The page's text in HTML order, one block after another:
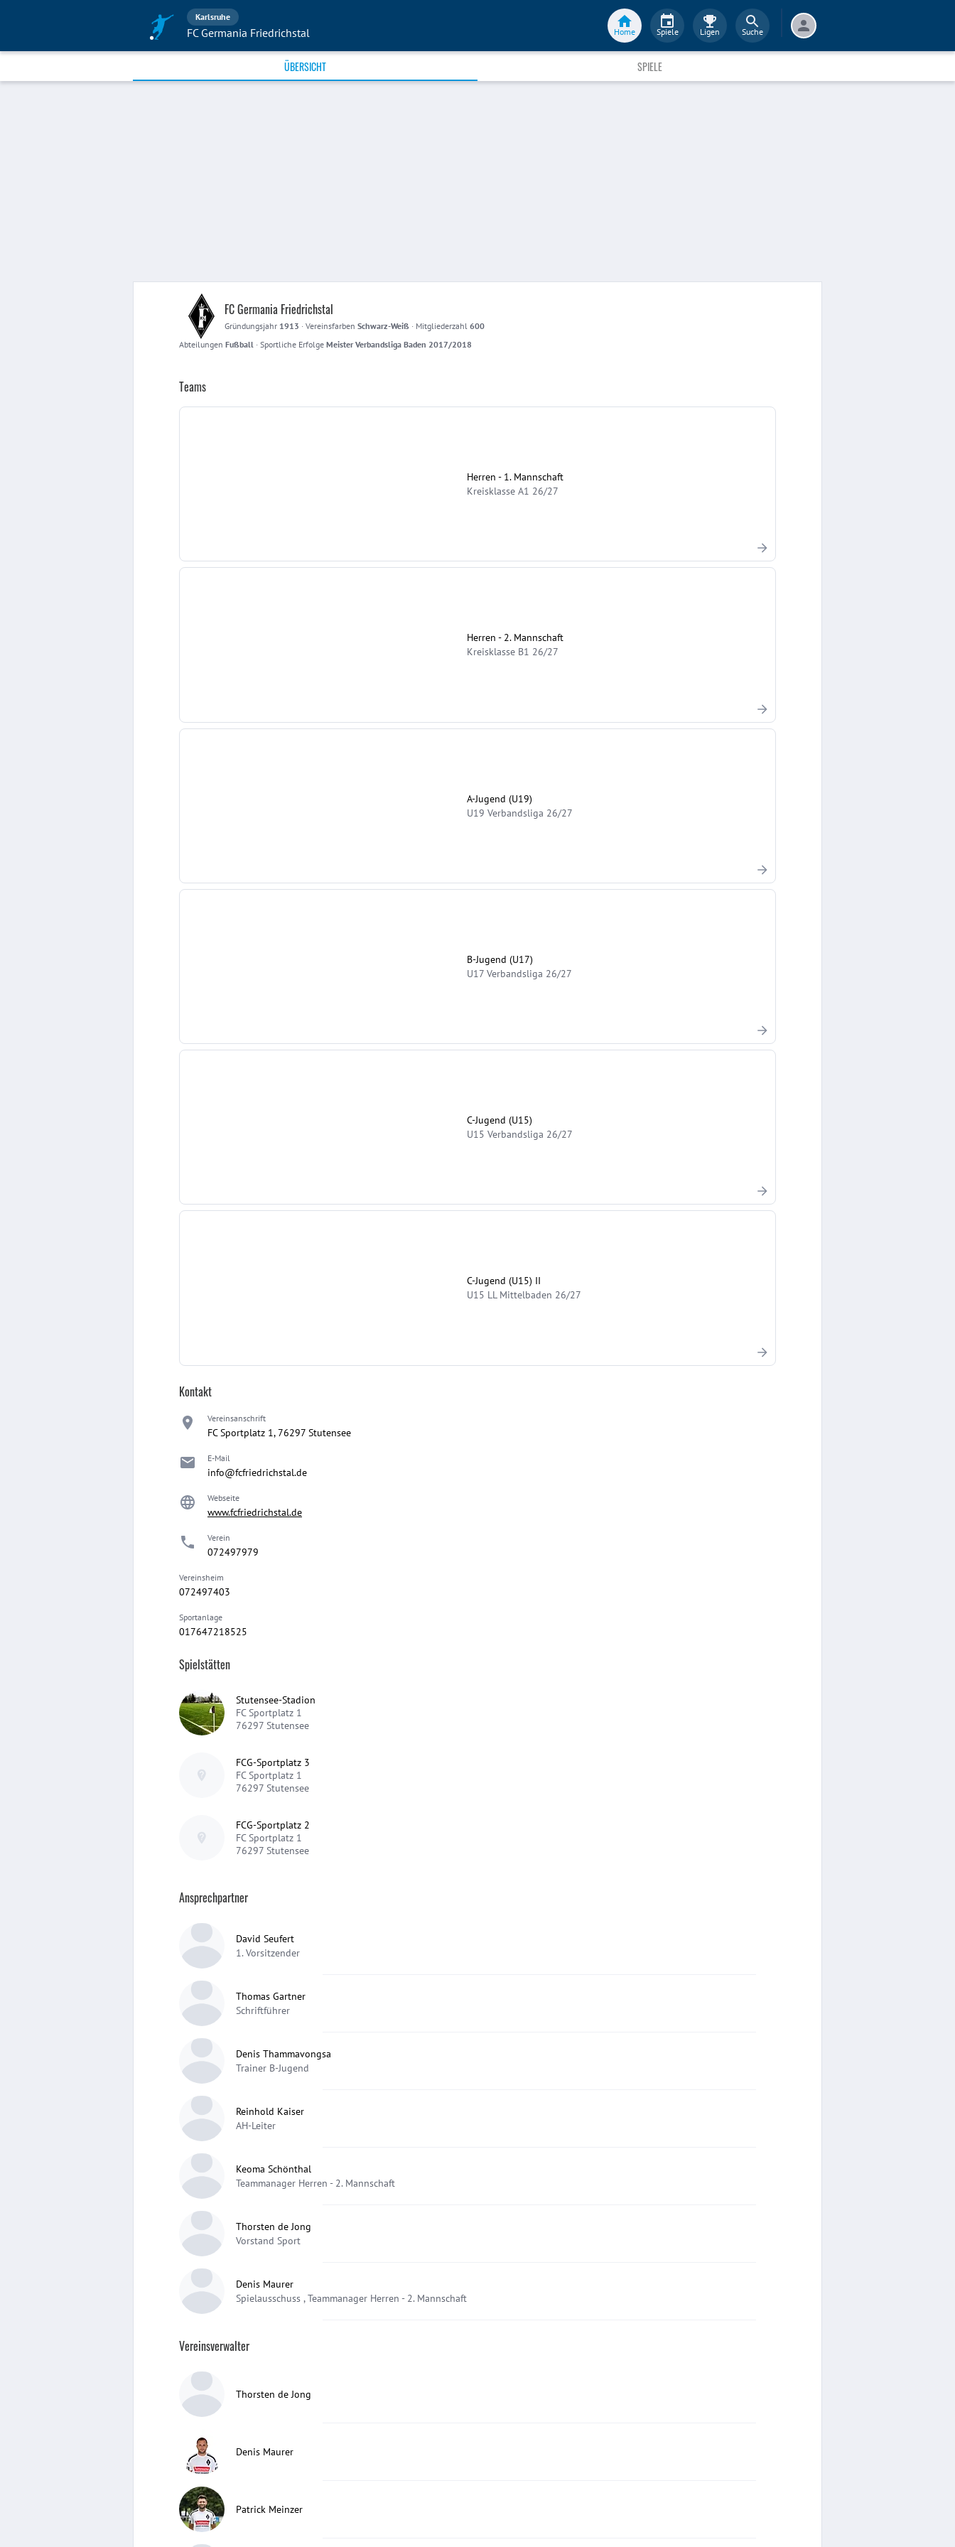
Karlsruhe
FC Germania Friedrichstal Home Spiele Ligen Suche
ÜBERSICHT SPIELE
FC Germania Friedrichstal
Gründungsjahr 1913 · Vereinsfarben Schwarz-Weiß · Mitgliederzahl 600
Abteilungen Fußball · Sportliche Erfolge Meister Verbandsliga Baden 2017/2018
Teams
Herren - 1. Mannschaft
Kreisklasse A1 26/27
Herren - 2. Mannschaft
Kreisklasse B1 26/27
A-Jugend (U19)
U19 Verbandsliga 26/27
B-Jugend (U17)
U17 Verbandsliga 26/27
C-Jugend (U15)
U15 Verbandsliga 26/27
C-Jugend (U15) II
U15 LL Mittelbaden 26/27
Kontakt
Vereinsanschrift
FC Sportplatz 1, 76297 Stutensee
E-Mail
info@fcfriedrichstal.de
Webseite
www.fcfriedrichstal.de
Verein
072497979
Vereinsheim
072497403
Sportanlage
017647218525
Spielstätten
Stutensee-Stadion
FC Sportplatz 1
76297 Stutensee
FCG-Sportplatz 3
FC Sportplatz 1
76297 Stutensee
FCG-Sportplatz 2
FC Sportplatz 1
76297 Stutensee
Ansprechpartner
David Seufert
1. Vorsitzender
Thomas Gartner
Schriftführer
Denis Thammavongsa
Trainer B-Jugend
Reinhold Kaiser
AH-Leiter
Keoma Schönthal
Teammanager Herren - 2. Mannschaft
Thorsten de Jong
Vorstand Sport
Denis Maurer
Spielausschuss , Teammanager Herren - 2. Mannschaft
Vereinsverwalter
Thorsten de Jong
Denis Maurer
Patrick Meinzer